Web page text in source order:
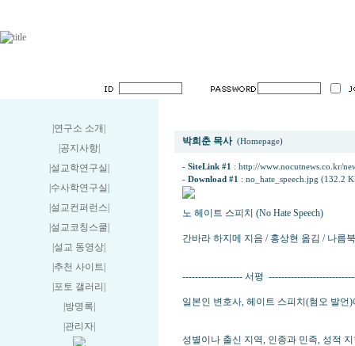
|연구소 소개
|공지사항
|설교학연구실
|수사학연구실
|설교컨퍼런스
|설교코칭스쿨
|설교 동영상
|추천 사이트
|포토 갤러리
|방명록
|관리자
박희춘 목사 (Homepage)
- SiteLink #1 : http://www.nocutnews.co.kr/
- Download #1 : no_hate_speech.jpg (132.2
노 헤이트 스피치 (No Hate Speech)
간바라 하지메 지음 / 홍상현 옮김 / 나름
------------------- 서평
일본인 변호사, 헤이트 스피치(혐오 발언
성별이나 출신 지역, 인종과 민족, 성적